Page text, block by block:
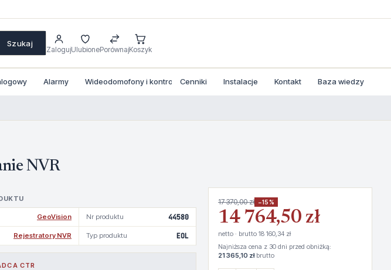
Szukaj
ZalogujUlubionePorównajKoszyk
Alarmy Wideodomofony i kontrola dostepu
Cenniki Instalacje Kontakt Baza wiedzy
NVR
GeoVision Nr produktu 44580
Rejestratory NVR Typ produktu EOL
CTR
17 370,00 zł −15%
14 764,50 zł
netto · brutto 18 160,34 zł
Najniższa cena z 30 dni przed obniżką:
21 365,10 złbrutto